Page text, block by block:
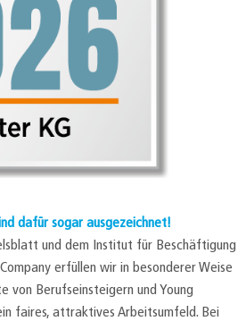
dafür sogar ausgezeichnet!
und dem Institut für Beschäftigung
erfüllen wir in besonderer Weise
von Berufseinsteigern und Young
faires, attraktives Arbeitsumfeld. Bei